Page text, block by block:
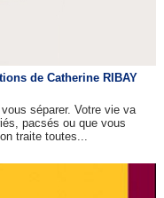
de Catherine RIBAY
séparer. Votre vie va
pacsés ou que vous
traite toutes...